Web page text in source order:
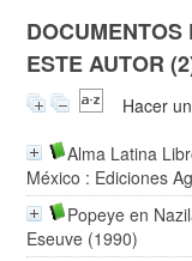
ESTE AUTOR
Hacer
Alma Latina
México : Ediciones
Popeye en
Eseuve (1990)